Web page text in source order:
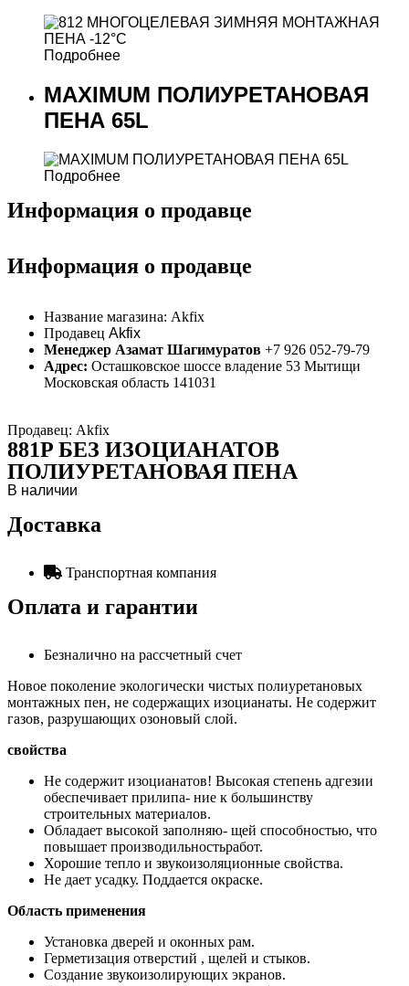
Подробнее
MAXIMUM ПОЛИУРЕТАНОВАЯ
ПЕНА 65L
Подробнее
Информация о продавце
Информация о продавце
Название магазина: Akfix
Продавец Akfix
Менеджер Азамат Шагимуратов +7 926 052-79-79
Адрес: Осташковское шоссе владение 53 Мытищи
Московская область 141031
Продавец: Akfix
881P БЕЗ ИЗОЦИАНАТОВ
ПОЛИУРЕТАНОВАЯ ПЕНА
В наличии
Доставка
Транспортная компания
Оплата и гарантии
Безналично на рассчетный счет
Новое поколение экологически чистых полиуретановых
монтажных пен, не содержащих изоцианаты. Не содержит
газов, разрушающих озоновый слой.
свойства
Не содержит изоцианатов! Высокая степень адгезии
обеспечивает прилипа- ние к большинству
строительных материалов.
Обладает высокой заполняю- щей способностью, что
повышает производильностьработ.
Хорошие тепло и звукоизоляционные свойства.
Не дает усадку. Поддается окраске.
Область применения
Установка дверей и оконных рам.
Герметизация отверстий , щелей и стыков.
Создание звукоизолирующих экранов.